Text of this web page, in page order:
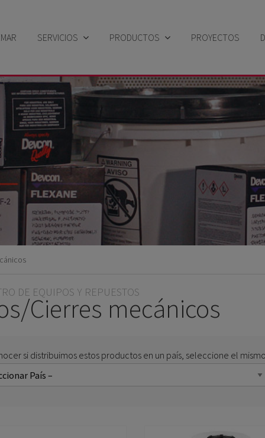
SERVICIOS
Sector industrial
Sector Naval
PRODUCTOS
Búsqueda por solución
Búsqueda por familia de productos
Búsqueda por marca
PROYECTOS
DE EQUIPOS Y REPUESTOS
Cierres mecánicos
si distribuimos estos productos en un país, seleccione el